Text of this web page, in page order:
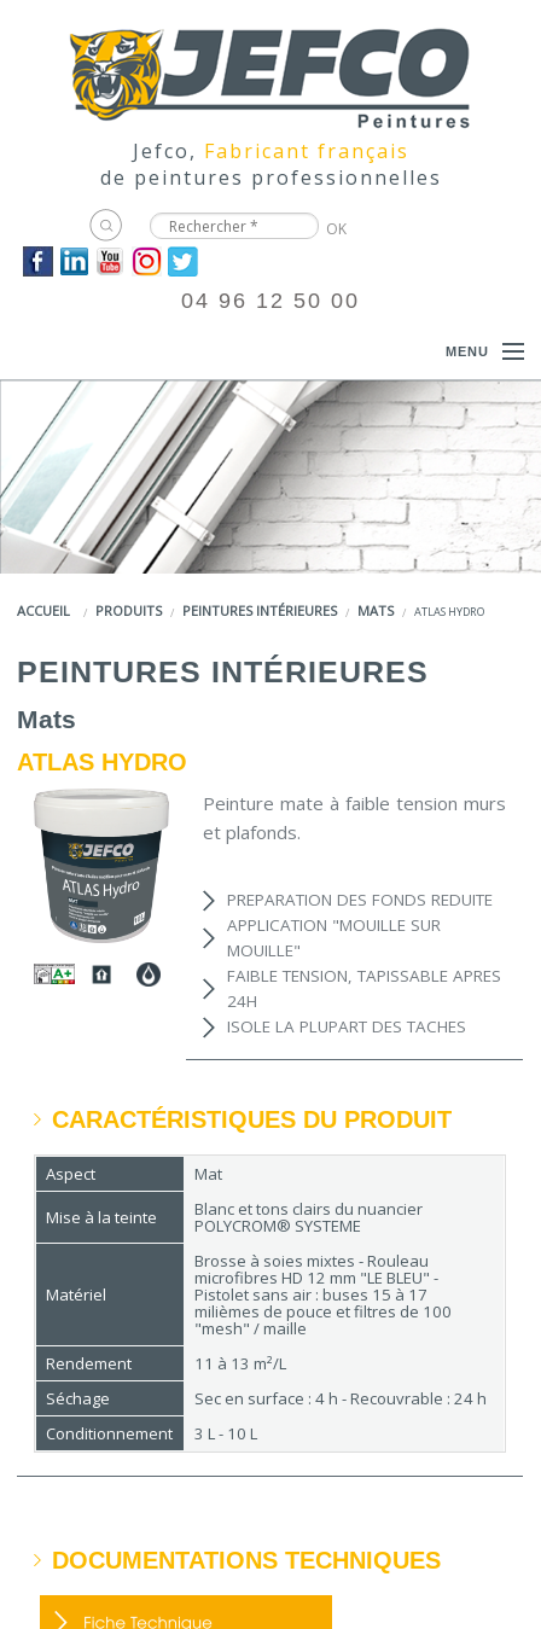
Jefco, Fabricant français
de peintures professionnelles
04 96 12 50 00
MENU
ACCUEIL
PRODUITS
DOCUMENTATIONS
COULEURS
LA MARQUE JEFCO®
ACCUEIL PRODUITS PEINTURES INTÉRIEURES MATS ATLAS HYDRO
PEINTURES INTÉRIEURES
Mats
ATLAS HYDRO
Peinture mate à faible tension murs
et plafonds.
PREPARATION DES FONDS REDUITE
APPLICATION "MOUILLE SUR
MOUILLE"
FAIBLE TENSION, TAPISSABLE APRES
24H
ISOLE LA PLUPART DES TACHES
CARACTÉRISTIQUES DU PRODUIT
Aspect
Mat
Mise à la teinte
Blanc et tons clairs du nuancier
POLYCROM® SYSTEME
Matériel
Brosse à soies mixtes - Rouleau
microfibres HD 12 mm "LE BLEU" -
Pistolet sans air : buses 15 à 17
milièmes de pouce et filtres de 100
"mesh" / maille
Rendement
11 à 13 m²/L
Séchage
Sec en surface : 4 h - Recouvrable : 24 h
Conditionnement
3 L - 10 L
DOCUMENTATIONS TECHNIQUES